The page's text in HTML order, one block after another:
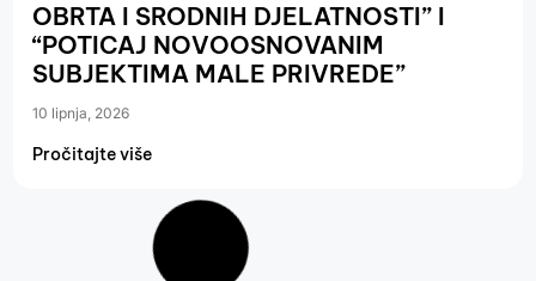
OBRTA I SRODNIH DJELATNOSTI” I
“POTICAJ NOVOOSNOVANIM
SUBJEKTIMA MALE PRIVREDE”
10 lipnja, 2026
Pročitajte više